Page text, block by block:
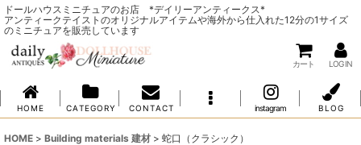
ドールハウスミニチュアのお店 *デイリーアンティークス*
アンティークテイストのオリジナルアイテムや海外から仕入れた12分の1サイズ
のミニチュアを販売しています
カート LOG IN
H O M E C A T E G O R Y C O N T A C T instagram B L O G
HOME > Building materials 建材 > 蛇口（クラシック）